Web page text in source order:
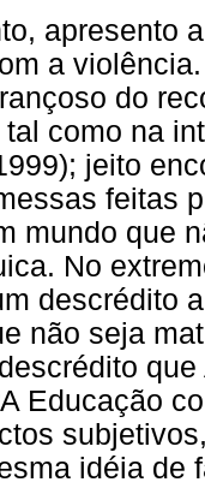
apresento
a
do
como na
jeito
feitas
mundo que
No
descrédito
não seja
Educação
idéia de